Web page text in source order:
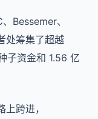
Bessemer、
处筹集了超越
子资金和 1.56 亿
跨进，